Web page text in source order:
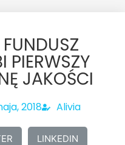
PIERWSZY
JAKOŚCI
2018 Alivia
LINKEDIN